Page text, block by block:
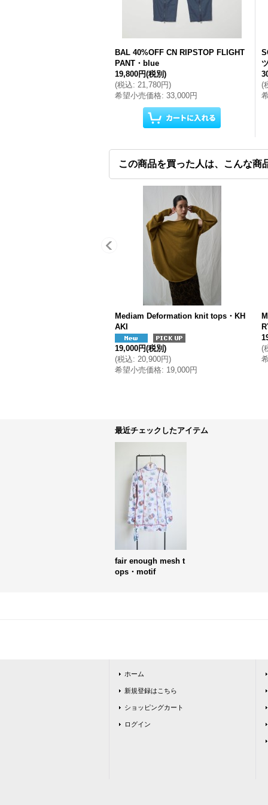
BAL 40%OFF CN RIPSTOP FLIGHT
PANT・blue
19,800円(税別)
(税込: 21,780円)
希望小売価格: 33,000円
(
この商品を買った人は、こんな商
Mediam Deformation knit tops・KH
AKI
19,000円(税別)
(税込: 20,900円)
希望小売価格: 19,000円
(
最近チェックしたアイテム
fair enough mesh t
ops・motif
ホーム
新規登録はこちら
ショッピングカート
ログイン